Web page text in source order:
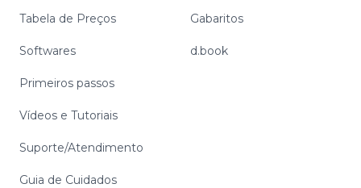
Tabela de Preços
Softwares
Primeiros passos
Vídeos e Tutoriais
Suporte/Atendimento
Guia de Cuidados
Gabaritos
d.book